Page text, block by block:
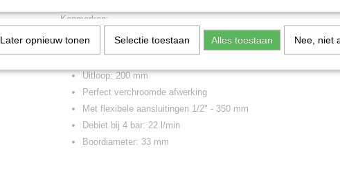
Kenmerken:
Tafelkraan met elleboogbediening
Uitloop: 200 mm
Perfect verchroomde afwerking
Met flexibele aansluitingen 1/2" - 350 mm
Debiet bij 4 bar: 22 l/min
Boordiameter: 33 mm
Later opnieuw tonen Selectie toestaan Alles toestaan Nee, niet